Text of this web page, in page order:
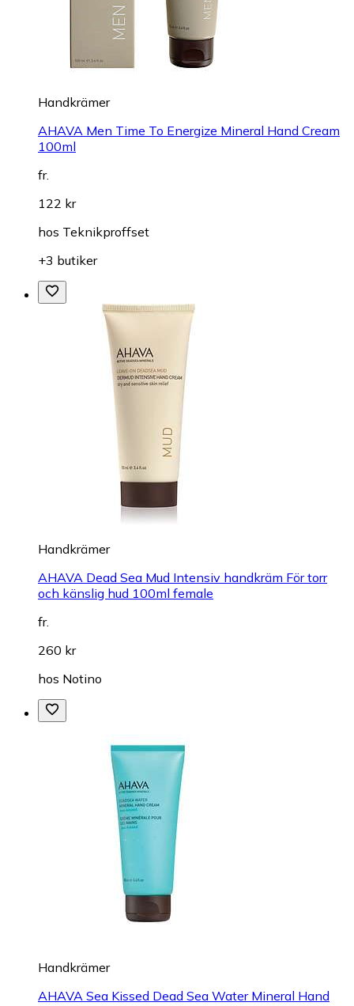
Handkrämer
AHAVA Men Time To Energize Mineral Hand Cream
100ml
fr.
122 kr
hos Teknikproffset
+3 butiker
Handkrämer
AHAVA Dead Sea Mud Intensiv handkräm För torr
och känslig hud 100ml female
fr.
260 kr
hos Notino
Handkrämer
AHAVA Sea Kissed Dead Sea Water Mineral Hand